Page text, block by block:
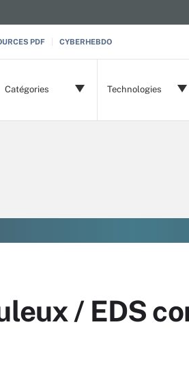
PDF CYBERHEBDO
Catégories Technologies
/ EDS